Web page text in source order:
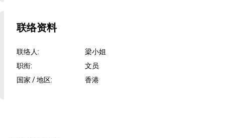
联络资料
联络人:
梁小姐
职衔:
文员
国家 / 地区: 香港